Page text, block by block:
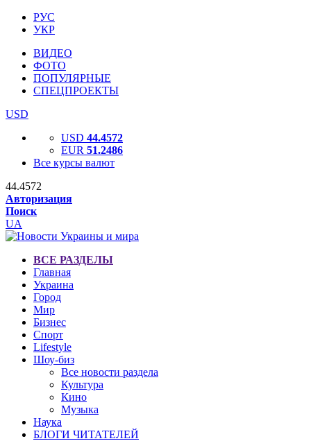
РУС
УКР
ВИДЕО
ФОТО
ПОПУЛЯРНЫЕ
СПЕЦПРОЕКТЫ
USD
USD 44.4572
EUR 51.2486
Все курсы валют
44.4572
Авторизация
Поиск
UA
ВСЕ РАЗДЕЛЫ
Главная
Украина
Город
Мир
Бизнес
Спорт
Lifestyle
Шоу-биз
Все новости раздела
Культура
Кино
Музыка
Наука
БЛОГИ ЧИТАТЕЛЕЙ